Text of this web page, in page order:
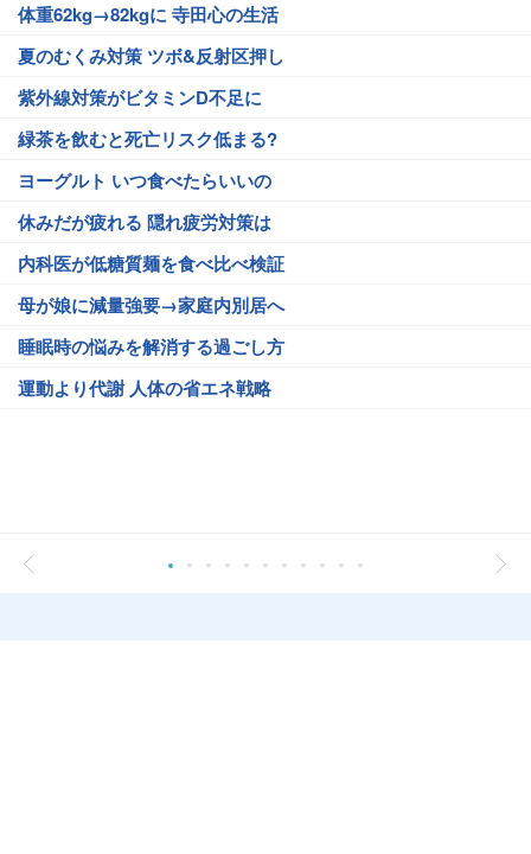
体重62kg→82kgに 寺田心の生活
夏のむくみ対策 ツボ&反射区押し
紫外線対策がビタミンD不足に
緑茶を飲むと死亡リスク低まる?
ヨーグルト いつ食べたらいいの
休みだが疲れる 隠れ疲労対策は
内科医が低糖質麺を食べ比べ検証
母が娘に減量強要→家庭内別居へ
睡眠時の悩みを解消する過ごし方
運動より代謝 人体の省エネ戦略